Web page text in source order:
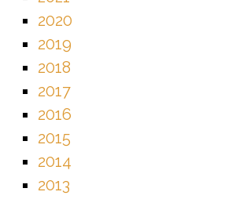
2020
2019
2018
2017
2016
2015
2014
2013